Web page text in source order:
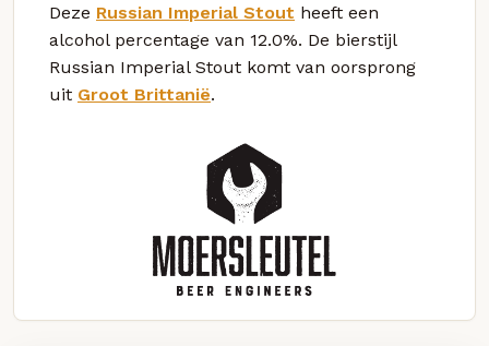
Deze Russian Imperial Stout heeft een
alcohol percentage van 12.0%. De bierstijl
Russian Imperial Stout komt van oorsprong
uit Groot Brittanië.